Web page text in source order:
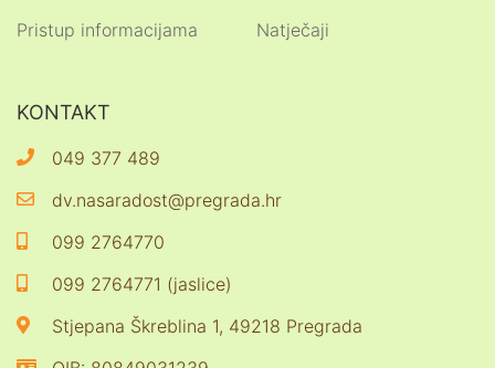
Pristup informacijama Natječaji
KONTAKT
049 377 489
dv.nasaradost@pregrada.hr
099 2764770
099 2764771 (jaslice)
Stjepana Škreblina 1, 49218 Pregrada